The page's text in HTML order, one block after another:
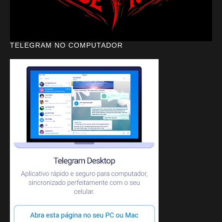
TELEGRAM NO COMPUTADOR